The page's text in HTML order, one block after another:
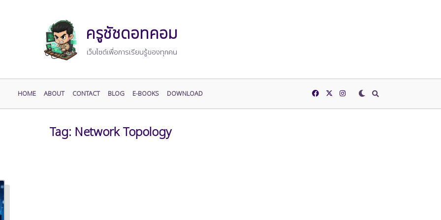
ครูชัชดอทคอม
เว็บไซต์เพื่อการเรียนรู้ของทุกคน
HOME ABOUT CONTACT BLOG E-BOOKS DOWNLOAD
Tag: Network Topology